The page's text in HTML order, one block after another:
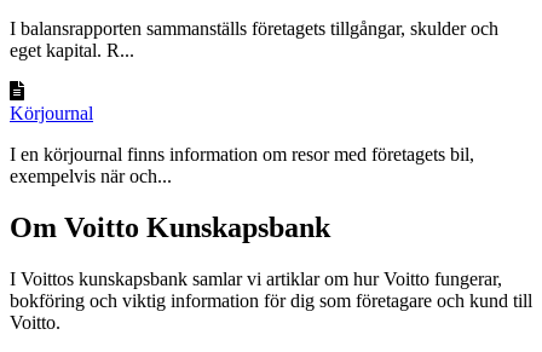
I balansrapporten sammanställs företagets tillgångar, skulder och
eget kapital. R...
Körjournal
I en körjournal finns information om resor med företagets bil,
exempelvis när och...
Om Voitto Kunskapsbank
I Voittos kunskapsbank samlar vi artiklar om hur Voitto fungerar,
bokföring och viktig information för dig som företagare och kund till
Voitto.